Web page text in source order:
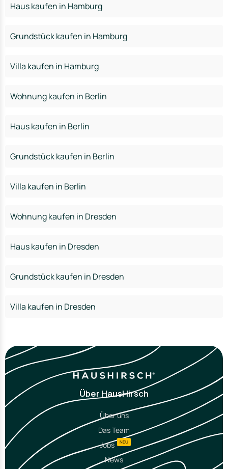
Haus kaufen in Hamburg
Grundstück kaufen in Hamburg
Villa kaufen in Hamburg
Wohnung kaufen in Berlin
Haus kaufen in Berlin
Grundstück kaufen in Berlin
Villa kaufen in Berlin
Wohnung kaufen in Dresden
Haus kaufen in Dresden
Grundstück kaufen in Dresden
Villa kaufen in Dresden
Über HausHirsch
Über uns
Das Team
Jobs
NEU
News